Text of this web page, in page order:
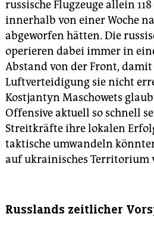
russische Flugzeuge allein
innerhalb von einer Woche
abgeworfen hätten. Die
operieren dabei immer in
Abstand von der Front,
Luftverteidigung sie nicht
Kostjantyn Maschowets
Offensive aktuell so schnell
Streitkräfte ihre lokalen
taktische umwandeln
auf ukrainisches Territorium
Russlands zeitlicher